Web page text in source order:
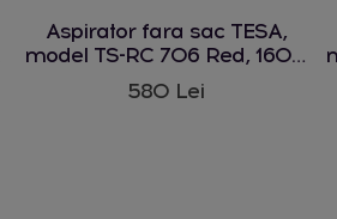
Aspirator fara sac TESA,
model TS-RC 706 Red, 1600
W
580 Lei